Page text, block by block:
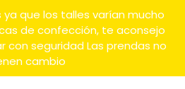
que los talles varían mucho
de confección, te aconsejo
con seguridad Las prendas no
cambio